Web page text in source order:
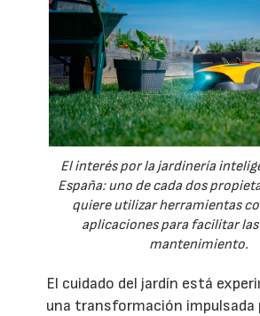
El interés por la jardinería
España: uno de cada dos
quiere utilizar herramientas
aplicaciones para facilitar las
mantenimiento.
El cuidado del jardín está
una transformación impulsada